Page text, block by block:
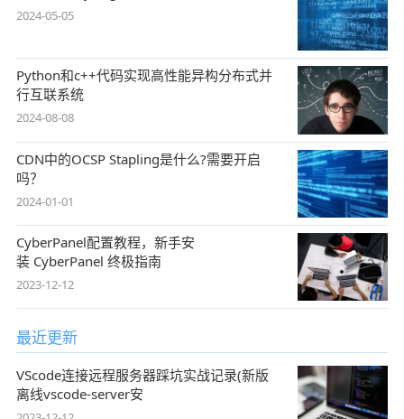
2024-05-05
Python和c++代码实现高性能异构分布式并
行互联系统
2024-08-08
CDN中的OCSP Stapling是什么?需要开启
吗？
2024-01-01
CyberPanel配置教程，新手安
装 CyberPanel 终极指南
2023-12-12
最近更新
VScode连接远程服务器踩坑实战记录(新版
离线vscode-server安